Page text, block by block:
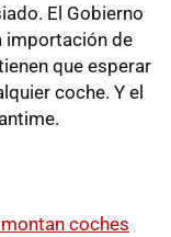
El Gobierno
importación de
que esperar
coche. Y el
coches